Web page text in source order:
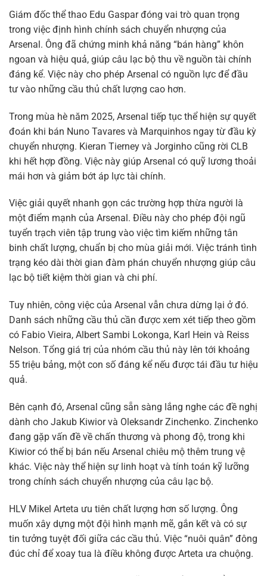
Giám đốc thể thao Edu Gaspar đóng vai trò quan trọng
trong việc định hình chính sách chuyển nhượng của
Arsenal. Ông đã chứng minh khả năng “bán hàng” khôn
ngoan và hiệu quả, giúp câu lạc bộ thu về nguồn tài chính
đáng kể. Việc này cho phép Arsenal có nguồn lực để đầu
tư vào những cầu thủ chất lượng cao hơn.
Trong mùa hè năm 2025, Arsenal tiếp tục thể hiện sự quyết
đoán khi bán Nuno Tavares và Marquinhos ngay từ đầu kỳ
chuyển nhượng. Kieran Tierney và Jorginho cũng rời CLB
khi hết hợp đồng. Việc này giúp Arsenal có quỹ lương thoải
mái hơn và giảm bớt áp lực tài chính.
Việc giải quyết nhanh gọn các trường hợp thừa người là
một điểm mạnh của Arsenal. Điều này cho phép đội ngũ
tuyển trạch viên tập trung vào việc tìm kiếm những tân
binh chất lượng, chuẩn bị cho mùa giải mới. Việc tránh tình
trạng kéo dài thời gian đàm phán chuyển nhượng giúp câu
lạc bộ tiết kiệm thời gian và chi phí.
Tuy nhiên, công việc của Arsenal vẫn chưa dừng lại ở đó.
Danh sách những cầu thủ cần được xem xét tiếp theo gồm
có Fabio Vieira, Albert Sambi Lokonga, Karl Hein và Reiss
Nelson. Tổng giá trị của nhóm cầu thủ này lên tới khoảng
55 triệu bảng, một con số đáng kể nếu được tái đầu tư hiệu
quả.
Bên cạnh đó, Arsenal cũng sẵn sàng lắng nghe các đề nghị
dành cho Jakub Kiwior và Oleksandr Zinchenko. Zinchenko
đang gặp vấn đề về chấn thương và phong độ, trong khi
Kiwior có thể bị bán nếu Arsenal chiêu mộ thêm trung vệ
khác. Việc này thể hiện sự linh hoạt và tính toán kỹ lưỡng
trong chính sách chuyển nhượng của câu lạc bộ.
HLV Mikel Arteta ưu tiên chất lượng hơn số lượng. Ông
muốn xây dựng một đội hình mạnh mẽ, gắn kết và có sự
tin tưởng tuyệt đối giữa các cầu thủ. Việc “nuôi quân” đông
đúc chỉ để xoay tua là điều không được Arteta ưa chuộng.